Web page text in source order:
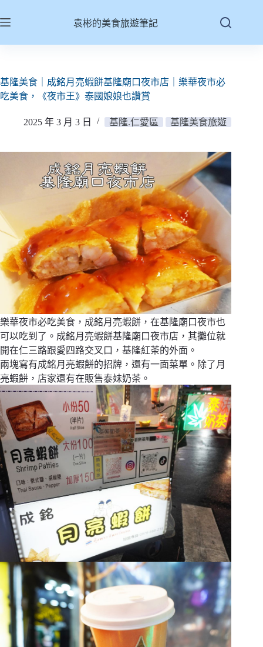
至
容
袁彬的美食旅遊筆記
基隆美食｜成銘月亮蝦餅基隆廟口夜市店｜樂華夜市必
吃美食，《夜市王》泰國娘娘也讚賞
2025 年 3 月 3 日 基隆.仁愛區 基隆美食旅遊
樂華夜市必吃美食，成銘月亮蝦餅，在基隆廟口夜市也
可以吃到了。成銘月亮蝦餅基隆廟口夜市店，其攤位就
開在仁三路跟愛四路交叉口，基隆紅茶的外面。
兩塊寫有成銘月亮蝦餅的招牌，還有一面菜單。除了月
亮蝦餅，店家還有在販售泰妹奶茶。